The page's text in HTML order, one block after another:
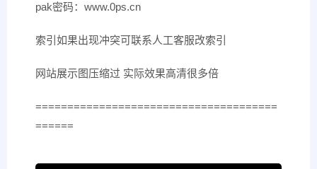
pak密码：www.0ps.cn
索引如果出现冲突可联系人工客服改索引
网站展示图压缩过 实际效果高清很多倍
======================================
======